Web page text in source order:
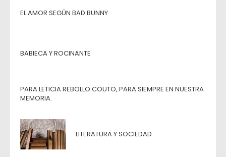
EL AMOR SEGÚN BAD BUNNY
BABIECA Y ROCINANTE
PARA LETICIA REBOLLO COUTO, PARA SIEMPRE EN NUESTRA
MEMORIA.
LITERATURA Y SOCIEDAD